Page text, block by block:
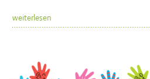
weiterlesen